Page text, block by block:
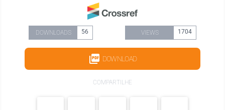
DOWNLOADS 56 VIEWS 1704
DOWNLOAD
COMPARTILHE